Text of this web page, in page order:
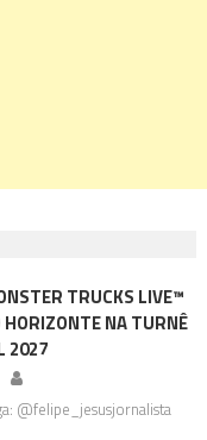
TRUCKS LIVE™
NA TURNÊ
2027
@felipe_jesusjornalista